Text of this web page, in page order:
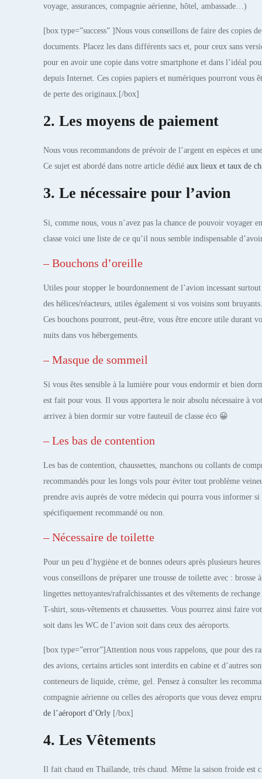
voyage, assurances, compagnie aérienne, hôtel, ambassade…)
[box type=”success” ]Nous vous conseillons de faire des copies
documents. Placez les dans différents sacs et, pour ceux sans
pour en avoir une copie dans votre smartphone et dans l’idéal
depuis Internet. Ces copies papiers et numériques pourront vous
de perte des originaux.[/box]
2. Les moyens de paiement
Nous vous recommandons de prévoir de l’argent en espèces et
Ce sujet est abordé dans notre article dédié aux lieux et taux de
3. Le nécessaire pour l’avion
Si, comme nous, vous n’avez pas la chance de pouvoir voyager
classe voici une liste de ce qu’il nous semble indispensable
– Bouchons d’oreille
Utiles pour stopper le bourdonnement de l’avion incessant
des hélices/réacteurs, utiles également si vos voisins sont
Ces bouchons pourront, peut-être, vous être encore utile durant
nuits dans vos hébergements.
– Masque de sommeil
Si vous êtes sensible à la lumière pour vous endormir et bien
est fait pour vous. Il vous apportera le noir absolu nécessaire à
arrivez à bien dormir sur votre fauteuil de classe éco 😀
– Les bas de contention
Les bas de contention, chaussettes, manchons ou collants de
recommandés pour les longs vols pour éviter tout problème
prendre avis auprès de votre médecin qui pourra vous informer si
spécifiquement recommandé ou non.
– Nécessaire de toilette
Pour un peu d’hygiène et de bonnes odeurs après plusieurs
vous conseillons de préparer une trousse de toilette avec : brosse
lingettes nettoyantes/rafraîchissantes et des vêtements de
T-shirt, sous-vêtements et chaussettes. Vous pourrez ainsi faire
soit dans les WC de l’avion soit dans ceux des aéroports.
[box type=”error”]Attention nous vous rappelons, que pour des
des avions, certains articles sont interdits en cabine et d’autres
conteneurs de liquide, crème, gel. Pensez à consulter les
compagnie aérienne ou celles des aéroports que vous devez
de l’aéroport d’Orly [/box]
4. Les Vêtements
Il fait chaud en Thaïlande, très chaud. Même la saison froide est